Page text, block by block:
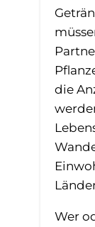
die
Wer